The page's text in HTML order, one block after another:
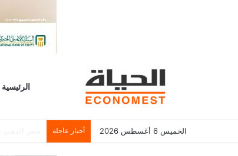
الرئيسية
الخميس 6 أغسطس 2026 أخبار عاجلة